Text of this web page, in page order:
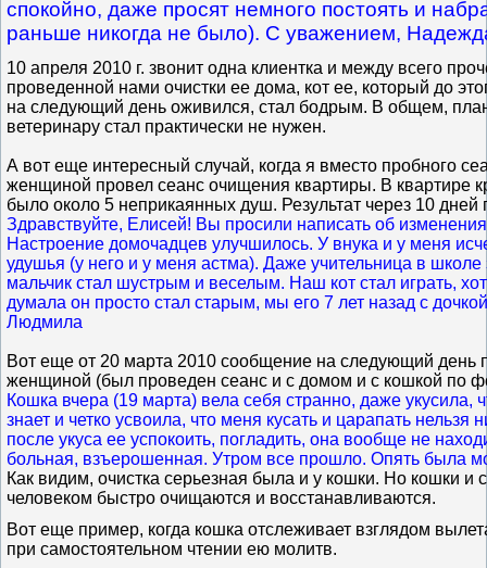
спокойно, даже просят немного постоять и
раньше никогда не было). С уважением,
10 апреля 2010 г. звонит одна клиентка и между всего
проведенной нами очистки ее дома, кот ее, который до
на следующий день оживился, стал бодрым. В общем,
ветеринару стал практически не нужен.
А вот еще интересный случай, когда я вместо пробного
женщиной провел сеанс очищения квартиры. В квартире
было около 5 неприкаянных душ. Результат через 10 дней
Здравствуйте, Елисей! Вы просили написать об
Настроение домочадцев улучшилось. У внука и у меня
удушья (у него и у меня астма). Даже учительница в школе
мальчик стал шустрым и веселым. Наш кот стал играть,
думала он просто стал старым, мы его 7 лет назад с
Людмила
Вот еще от 20 марта 2010 сообщение на следующий день
женщиной (был проведен сеанс и с домом и с кошкой по
Кошка вчера (19 марта) вела себя странно, даже
знает и четко усвоила, что меня кусать и царапать
после укуса ее успокоить, погладить, она вообще не
больная, взъерошенная. Утром все прошло. Опять была
Как видим, очистка серьезная была и у кошки. Но кошки и
человеком быстро очищаются и восстанавливаются.
Вот еще пример, когда кошка отслеживает взглядом
при самостоятельном чтении ею молитв.